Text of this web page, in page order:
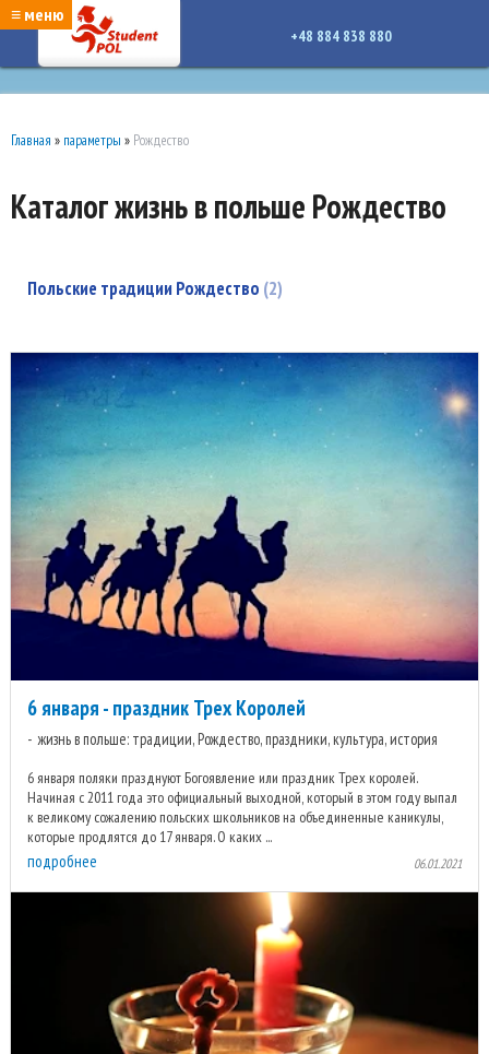
google-site-verification: google7a917c261df1566b.htmlgoogle-site-verification:
google7a917c261df1566b.html
≡ меню
+48 884 838 880
Главная » параметры » Рождество
Каталог жизнь в польше Рождество
Польские традиции Рождество 2
6 января - праздник Трех Королей
жизнь в польше: традиции, Рождество, праздники, культура, история
6 января поляки празднуют Богоявление или праздник Трех королей.
Начиная с 2011 года это официальный выходной, который в этом году выпал
к великому сожалению польских школьников на объединенные каникулы,
которые продлятся до 17 января. О каких ...
подробнее 06.01.2021